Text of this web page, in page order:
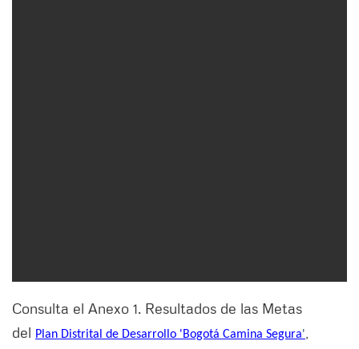
Consulta el Anexo 1. Resultados de las Metas
del Plan Distrital de Desarrollo 'Bogotá Camina Segura'